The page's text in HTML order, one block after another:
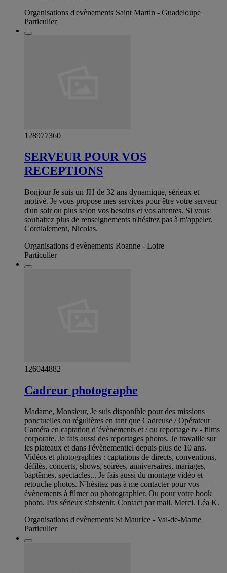
Organisations d'evènements Saint Martin - Guadeloupe
Particulier
128977360
SERVEUR POUR VOS
RECEPTIONS
Bonjour Je suis un JH de 32 ans dynamique, sérieux et
motivé. Je vous propose mes services pour être votre serveur
d'un soir ou plus selon vos besoins et vos attentes. Si vous
souhaitez plus de renseignements n'hésitez pas à m'appeler.
Cordialement, Nicolas.
Organisations d'evènements Roanne - Loire
Particulier
126044882
Cadreur photographe
Madame, Monsieur, Je suis disponible pour des missions
ponctuelles ou régulières en tant que Cadreuse / Opérateur
Caméra en captation d’évènements et / ou reportage tv - films
corporate. Je fais aussi des reportages photos. Je travaille sur
les plateaux et dans l'évènementiel depuis plus de 10 ans.
Vidéos et photographies : captations de directs, conventions,
défilés, concerts, shows, soirées, anniversaires, mariages,
baptêmes, spectacles... Je fais aussi du montage vidéo et
retouche photos. N'hésitez pas à me contacter pour vos
évènements à filmer ou photographier. Ou pour votre book
photo. Pas sérieux s'abstenir. Contact par mail. Merci. Léa K.
Organisations d'evènements St Maurice - Val-de-Marne
Particulier